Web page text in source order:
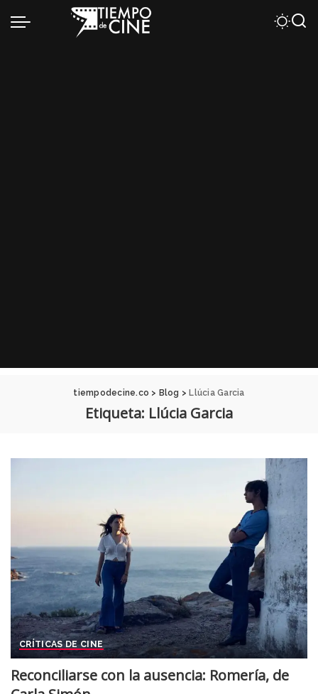
tiempodecine.co > Blog > Llúcia Garcia
Etiqueta: Llúcia Garcia
CRÍTICAS DE CINE
Reconciliarse con la ausencia: Romería, de